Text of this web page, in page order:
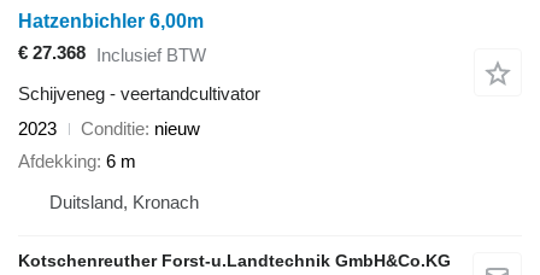
Hatzenbichler 6,00m
€ 27.368 Inclusief BTW
Schijveneg - veertandcultivator
2023
Conditie nieuw
Afdekking 6 m
Duitsland, Kronach
Kotschenreuther Forst-u.Landtechnik GmbH&Co.KG